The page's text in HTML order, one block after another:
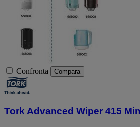
Confronta Compara
Tork Advanced Wiper 415